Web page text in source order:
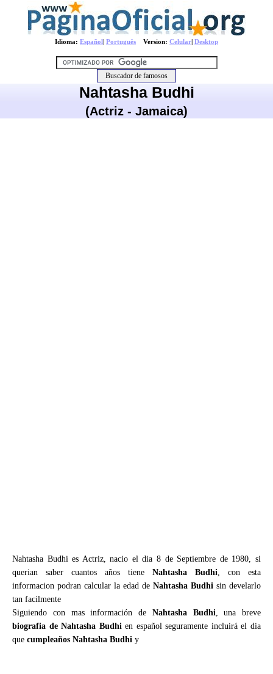
Idioma: Español| Português Version: Celular| Desktop
Nahtasha Budhi
(Actriz - Jamaica)
Nahtasha Budhi es Actriz, nacio el dia 8 de Septiembre de 1980, si
querian saber cuantos años tiene Nahtasha Budhi, con esta
informacion podran calcular la edad de Nahtasha Budhi sin develarlo
tan facilmente
Siguiendo con mas información de Nahtasha Budhi, una breve
biografia de Nahtasha Budhien español seguramente incluirá el dia
que cumpleaños Nahtasha Budhi y